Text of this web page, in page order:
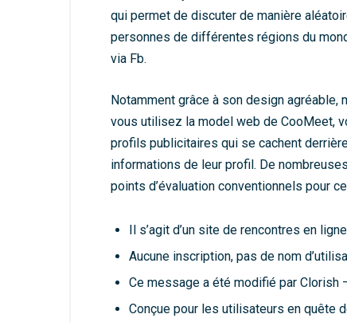
qui permet de discuter de manière
personnes de différentes régions du
via Fb.
Notamment grâce à son design
vous utilisez la model web de CooMeet,
profils publicitaires qui se cachent
informations de leur profil. De
points d’évaluation conventionnels pour
Il s’agit d’un site de rencontres en
Aucune inscription, pas de nom
Ce message a été modifié par Clorish
Conçue pour les utilisateurs en quête